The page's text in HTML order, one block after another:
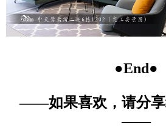
●End●
——如果喜欢，请分享
——